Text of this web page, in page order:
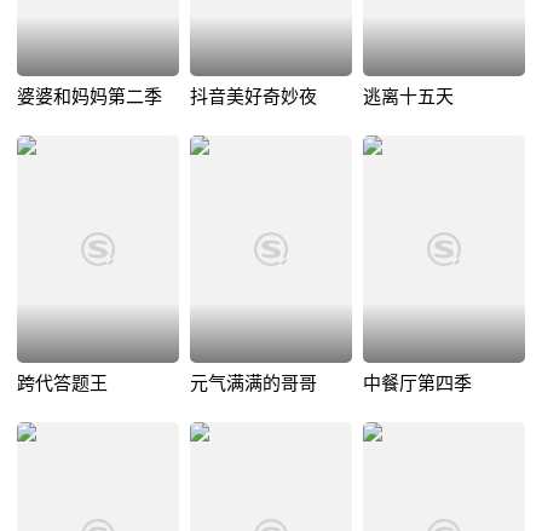
婆婆和妈妈第二季 抖音美好奇妙夜 逃离十五天
跨代答题王 元气满满的哥哥 中餐厅第四季